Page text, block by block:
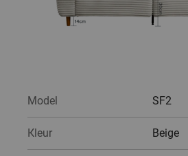
Model SF2
Kleur Beige